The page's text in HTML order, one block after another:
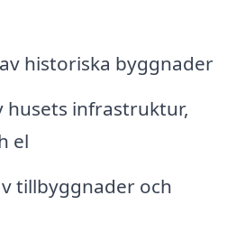
historiska byggnader
husets infrastruktur,
el
tillbyggnader och